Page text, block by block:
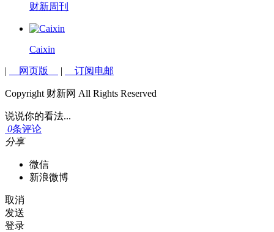
财新周刊
Caixin
| 网页版 | 订阅电邮
Copyright 财新网 All Rights Reserved
说说你的看法...
0条评论
分享
微信
新浪微博
取消
发送
登录